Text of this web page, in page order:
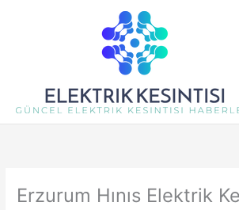
Erzurum Hınıs Elektrik